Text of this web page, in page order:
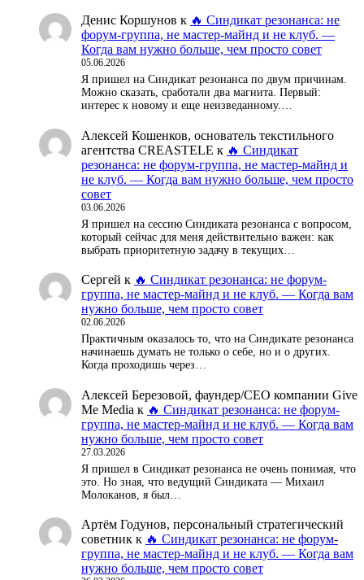
Денис Коршунов к 🔥 Синдикат резонанса: не
форум-группа, не мастер-майнд и не клуб. —
Когда вам нужно больше, чем просто совет
05.06.2026
Я пришел на Синдикат резонанса по двум причинам.
Можно сказать, сработали два магнита. Первый:
интерес к новому и еще неизведанному.…
Алексей Кошенков, основатель текстильного
агентства CREASTELE к 🔥 Синдикат
резонанса: не форум-группа, не мастер-майнд и
не клуб. — Когда вам нужно больше, чем просто
совет
03.06.2026
Я пришел на сессию Синдиката резонанса с вопросом,
который сейчас для меня действительно важен: как
выбрать приоритетную задачу в текущих…
Сергей к 🔥 Синдикат резонанса: не форум-
группа, не мастер-майнд и не клуб. — Когда вам
нужно больше, чем просто совет
02.06.2026
Практичным оказалось то, что на Синдикате резонанса
начинаешь думать не только о себе, но и о других.
Когда проходишь через…
Алексей Березовой, фаундер/СЕО компании Give
Me Media к 🔥 Синдикат резонанса: не форум-
группа, не мастер-майнд и не клуб. — Когда вам
нужно больше, чем просто совет
27.03.2026
Я пришел в Синдикат резонанса не очень понимая, что
это. Но зная, что ведущий Синдиката — Михаил
Молоканов, я был…
Артём Годунов, персональный стратегический
советник к 🔥 Синдикат резонанса: не форум-
группа, не мастер-майнд и не клуб. — Когда вам
нужно больше, чем просто совет